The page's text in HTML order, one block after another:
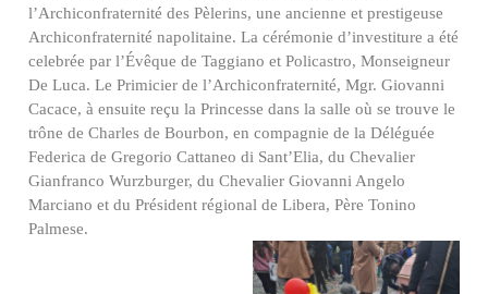
l’Archiconfraternité des Pèlerins, une ancienne et prestigeuse
Archiconfraternité napolitaine. La cérémonie d’investiture a été
celebrée par l’Évêque de Taggiano et Policastro, Monseigneur
De Luca. Le Primicier de l’Archiconfraternité, Mgr. Giovanni
Cacace, à ensuite reçu la Princesse dans la salle où se trouve le
trône de Charles de Bourbon, en compagnie de la Déléguée
Federica de Gregorio Cattaneo di Sant’Elia, du Chevalier
Gianfranco Wurzburger, du Chevalier Giovanni Angelo
Marciano et du Président régional de Libera, Père Tonino
Palmese.